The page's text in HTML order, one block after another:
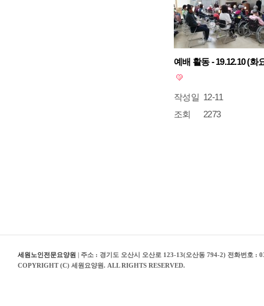
예배 활동 - 19.12.10 (화
작성일 12-11
조회
2273
세원노인전문요양원 | 주소 : 경기도 오산시 오산로 123-13(오산동 794-2) 전화번호 :
COPYRIGHT (C) 세원요양원. ALL RIGHTS RESERVED.